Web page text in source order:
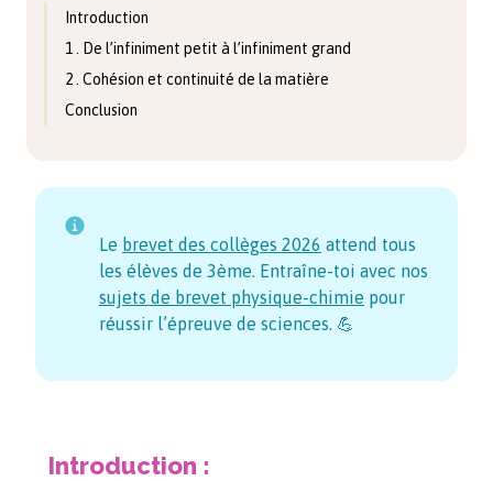
Introduction
1 . De l’infiniment petit à l’infiniment grand
2 . Cohésion et continuité de la matière
Conclusion
Le brevet des collèges 2026 attend tous
les élèves de 3ème. Entraîne-toi avec nos
sujets de brevet physique-chimie pour
réussir l’épreuve de sciences. 💪
Introduction :